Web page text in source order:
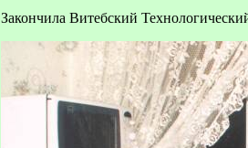
Закончила Витебский